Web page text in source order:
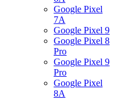
Google Pixel
7А
Google Pixel 9
Google Pixel 8
Pro
Google Pixel 9
Pro
Google Pixel
8A